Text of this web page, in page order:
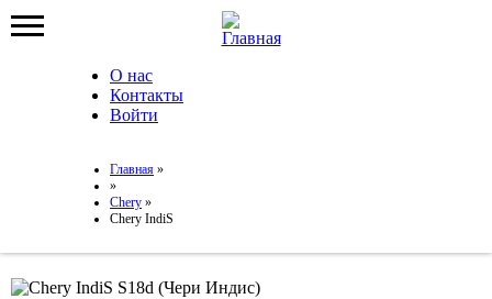
Jump to Navigation
Вторичное меню
О нас
Контакты
Войти
Вы здесь
Главная »
»
Chery »
Chery IndiS
Chery IndiS